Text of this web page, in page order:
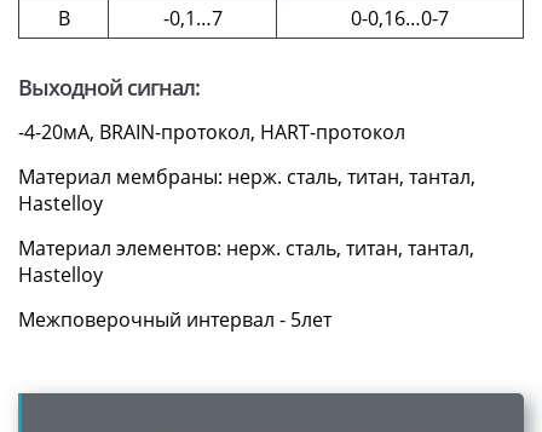
B
-0,1…7 0-0,16…0-7
Выходной сигнал:
-4-20мА, BRAIN-протокол, HART-протокол
Материал мембраны: нерж. сталь, титан, тантал,
Hastelloy
Материал элементов: нерж. сталь, титан, тантал,
Hastelloy
Межповерочный интервал - 5лет